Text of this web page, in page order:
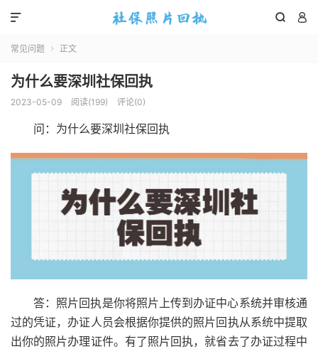
 

常见问题  正文
为什么要深圳社保回执
2023-05-09 阅读(199) 评论(0)
问：为什么要深圳社保回执
答：照片回执是你将照片上传到办证中心系统并审核通
过的凭证，办证人员会根据你提供的照片回执从系统中提取
出你的照片办理证件。有了照片回执，就省去了办证过程中